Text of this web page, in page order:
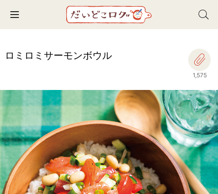
Toggle navigation
ロミロミサーモンボウル
1,575